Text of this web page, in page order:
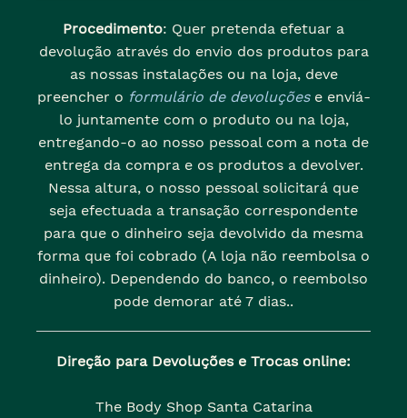
Procedimento: Quer pretenda efetuar a
devolução através do envio dos produtos para
as nossas instalações ou na loja, deve
preencher o formulário de devoluçõese enviá-
lo juntamente com o produto ou na loja,
entregando-o ao nosso pessoal com a nota de
entrega da compra e os produtos a devolver.
Nessa altura, o nosso pessoal solicitará que
seja efectuada a transação correspondente
para que o dinheiro seja devolvido da mesma
forma que foi cobrado (A loja não reembolsa o
dinheiro). Dependendo do banco, o reembolso
pode demorar até 7 dias..
Direção para Devoluções e Trocas online:
The Body Shop Santa Catarina